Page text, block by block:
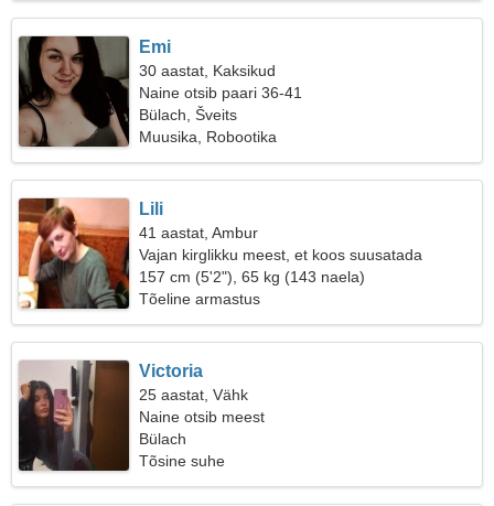
Emi
30 aastat, Kaksikud
Naine otsib paari 36-41
Bülach, Šveits
Muusika, Robootika
Lili
41 aastat, Ambur
Vajan kirglikku meest, et koos suusatada
157 cm (5'2"), 65 kg (143 naela)
Tõeline armastus
Victoria
25 aastat, Vähk
Naine otsib meest
Bülach
Tõsine suhe